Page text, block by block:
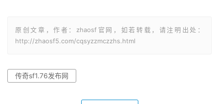
原创文章，作者：zhaosf官网，如若转载，请注明出处：
http://zhaosf5.com/cqsyzzmczzhs.html
传奇sf1.76发布网